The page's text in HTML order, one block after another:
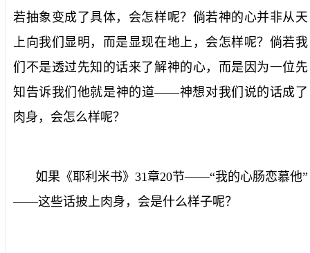
若抽象变成了具体，会怎样呢？倘若神的心并非从天
上向我们显明，而是显现在地上，会怎样呢？倘若我
们不是透过先知的话来了解神的心，而是因为一位先
知告诉我们他就是神的道——神想对我们说的话成了
肉身，会怎么样呢？
如果《耶利米书》 31章20节——“我的心肠恋慕他”
——这些话披上肉身，会是什么样子呢？